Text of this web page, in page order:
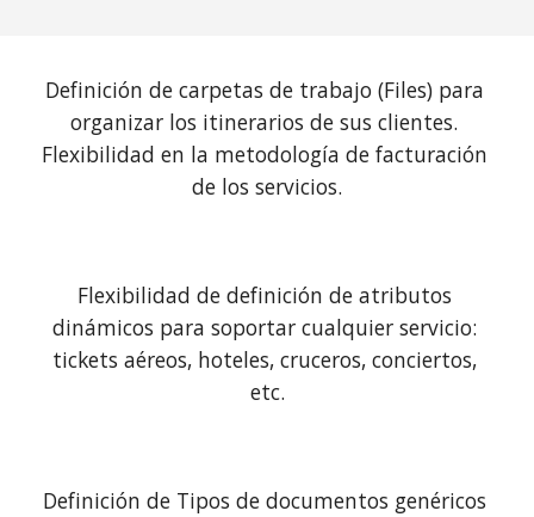
Definición de carpetas de trabajo (Files) para
organizar los itinerarios de sus clientes.
Flexibilidad en la metodología de facturación
de los servicios.
Flexibilidad de definición de atributos
dinámicos para soportar cualquier servicio:
tickets aéreos, hoteles, cruceros, conciertos,
etc.
Definición de Tipos de documentos genéricos